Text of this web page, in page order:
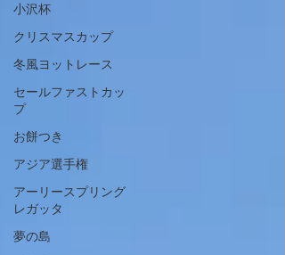
小沢杯
クリスマスカップ
冬風ヨットレース
セールファストカッ
プ
お餅つき
アジア選手権
アーリースプリング
レガッタ
夢の島